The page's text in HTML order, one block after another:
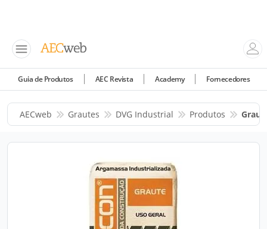
Guia de Produtos AEC Revista Academy Fornecedores
AECweb Grautes DVG Industrial Produtos